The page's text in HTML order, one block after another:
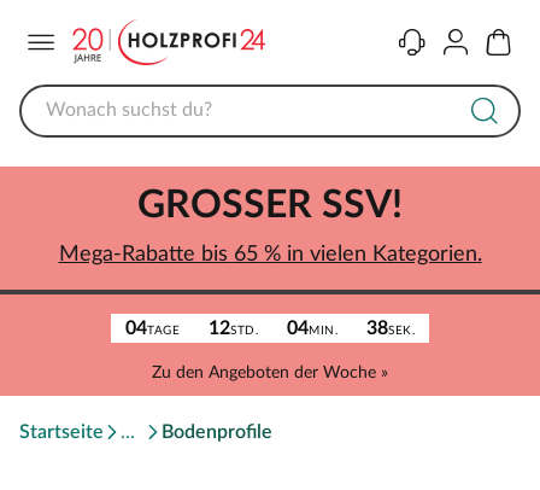
KontaktKonto
04TAGE 12STD. 04MIN. 38SEK.
Zu den Angeboten der Woche »
GROSSER SSV!
Mega-Rabatte bis 65 % in vielen Kategorien.
Startseite Bodenprofile